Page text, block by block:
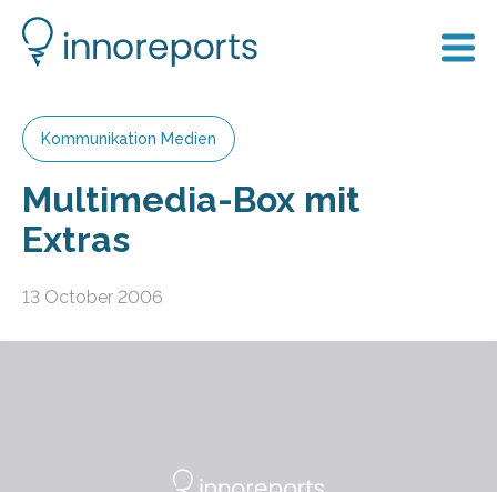
Kommunikation Medien
Multimedia-Box mit
Extras
13 October 2006